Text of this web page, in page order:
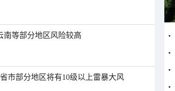
南等部分地区风险较高
市部分地区将有10级以上雷暴大风